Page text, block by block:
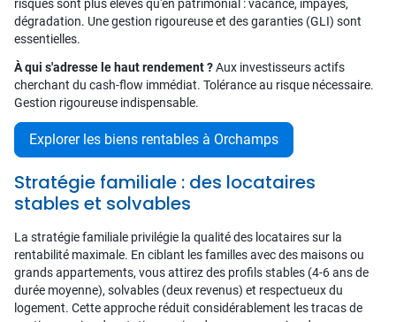
risques sont plus élevés qu'en patrimonial : vacance, impayés,
dégradation. Une gestion rigoureuse et des garanties (GLI) sont
essentielles.
À qui s'adresse le haut rendement ?Aux investisseurs actifs
cherchant du cash-flow immédiat. Tolérance au risque nécessaire.
Gestion rigoureuse indispensable.
Explorer les biens rentables à Orchamps
Stratégie familiale : des locataires
stables et solvables
La stratégie familiale privilégie la qualité des locataires sur la
rentabilité maximale. En ciblant les familles avec des maisons ou
grands appartements, vous attirez des profils stables (4-6 ans de
durée moyenne), solvables (deux revenus) et respectueux du
logement. Cette approche réduit considérablement les tracas de